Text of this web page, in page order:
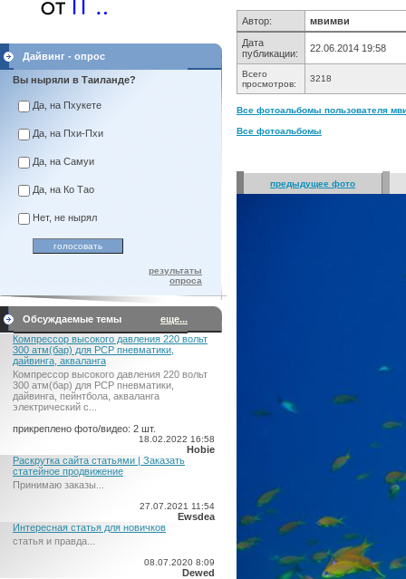
Дайвинг - опрос
Вы ныряли в Таиланде?
Да, на Пхукете
Да, на Пхи-Пхи
Да, на Самуи
Да, на Ко Тао
Нет, не нырял
результаты
опроса
Обсуждаемые темы
еще...
Компрессор высокого давления 220 вольт
300 атм(бар) для PCP пневматики,
дайвинга, акваланга
Компрессор высокого давления 220 вольт
300 атм(бар) для PCP пневматики,
дайвинга, пейнтбола, акваланга
электрический c...
прикреплено фото/видео: 2 шт.
18.02.2022 16:58
Hobie
Раскрутка сайта статьями | Заказать
статейное продвижение
Принимаю заказы...
27.07.2021 11:54
Ewsdea
Интересная статья для новичков
статья и правда...
08.07.2020 8:09
Dewed
Автор:
мвимви
Дата
публикации:
22.06.2014 19:58
Всего
просмотров:
3218
Все фотоальбомы пользователя
Все фотоальбомы
предыдущее фото